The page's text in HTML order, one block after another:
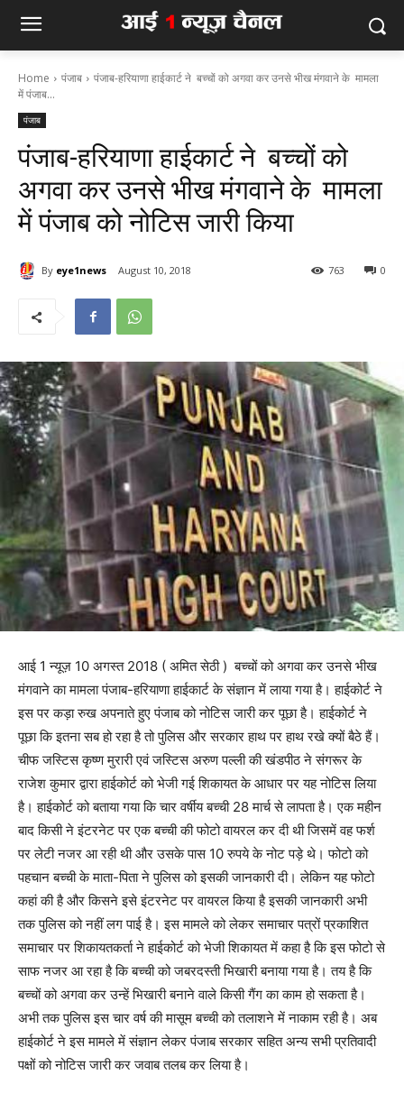
Home पंजाब
पंजाब-हरियाणा हाईकार्ट ने बच्चों को अगवा कर उनसे भीख मंगवाने के मामला
में पंजाब...
पंजाब
पंजाब-हरियाणा हाईकार्ट ने बच्चों को
अगवा कर उनसे भीख मंगवाने के मामला
में पंजाब को नोटिस जारी किया
By eye1news August 10, 2018 0
763
आई 1 न्यूज़ 10 अगस्त 2018 ( अमित सेठी ) बच्चों को अगवा कर उनसे भीख
मंगवाने का मामला पंजाब-हरियाणा हाईकार्ट के संज्ञान में लाया गया है। हाईकोर्ट ने
इस पर कड़ा रुख अपनाते हुए पंजाब को नोटिस जारी कर पूछा है। हाईकोर्ट ने
पूछा कि इतना सब हो रहा है तो पुलिस और सरकार हाथ पर हाथ रखे क्यों बैठे हैं।
चीफ जस्टिस कृष्ण मुरारी एवं जस्टिस अरुण पल्ली की खंडपीठ ने संगरूर के
राजेश कुमार द्वारा हाईकोर्ट को भेजी गई शिकायत के आधार पर यह नोटिस लिया
है। हाईकोर्ट को बताया गया कि चार वर्षीय बच्ची 28 मार्च से लापता है। एक महीन
बाद किसी ने इंटरनेट पर एक बच्ची की फोटो वायरल कर दी थी जिसमें वह फर्श
पर लेटी नजर आ रही थी और उसके पास 10 रुपये के नोट पड़े थे। फोटो को
पहचान बच्ची के माता-पिता ने पुलिस को इसकी जानकारी दी। लेकिन यह फोटो
कहां की है और किसने इसे इंटरनेट पर वायरल किया है इसकी जानकारी अभी
तक पुलिस को नहीं लग पाई है। इस मामले को लेकर समाचार पत्रों प्रकाशित
समाचार पर शिकायतकर्ता ने हाईकोर्ट को भेजी शिकायत में कहा है कि इस फोटो से
साफ नजर आ रहा है कि बच्ची को जबरदस्ती भिखारी बनाया गया है। तय है कि
बच्चों को अगवा कर उन्हें भिखारी बनाने वाले किसी गैंग का काम हो सकता है।
अभी तक पुलिस इस चार वर्ष की मासूम बच्ची को तलाशने में नाकाम रही है। अब
हाईकोर्ट ने इस मामले में संज्ञान लेकर पंजाब सरकार सहित अन्य सभी प्रतिवादी
पक्षों को नोटिस जारी कर जवाब तलब कर लिया है।